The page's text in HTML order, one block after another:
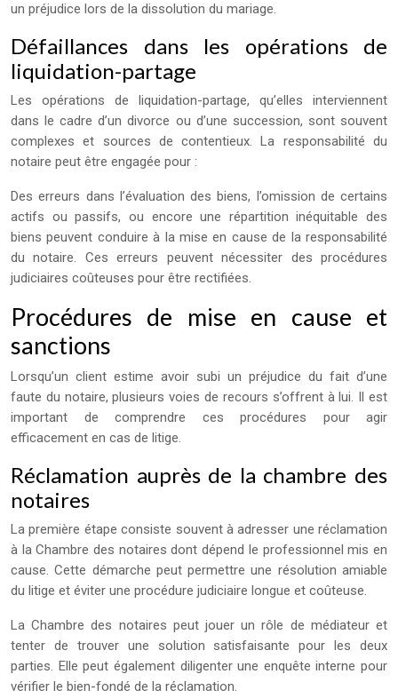
un préjudice lors de la dissolution du mariage.
Défaillances dans les opérations de
liquidation-partage
Les opérations de liquidation-partage, qu’elles interviennent
dans le cadre d’un divorce ou d’une succession, sont souvent
complexes et sources de contentieux. La responsabilité du
notaire peut être engagée pour :
Des erreurs dans l’évaluation des biens, l’omission de certains
actifs ou passifs, ou encore une répartition inéquitable des
biens peuvent conduire à la mise en cause de la responsabilité
du notaire. Ces erreurs peuvent nécessiter des procédures
judiciaires coûteuses pour être rectifiées.
Procédures de mise en cause et
sanctions
Lorsqu’un client estime avoir subi un préjudice du fait d’une
faute du notaire, plusieurs voies de recours s’offrent à lui. Il est
important de comprendre ces procédures pour agir
efficacement en cas de litige.
Réclamation auprès de la chambre des
notaires
La première étape consiste souvent à adresser une réclamation
à la Chambre des notaires dont dépend le professionnel mis en
cause. Cette démarche peut permettre une résolution amiable
du litige et éviter une procédure judiciaire longue et coûteuse.
La Chambre des notaires peut jouer un rôle de médiateur et
tenter de trouver une solution satisfaisante pour les deux
parties. Elle peut également diligenter une enquête interne pour
vérifier le bien-fondé de la réclamation.